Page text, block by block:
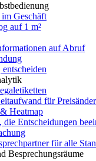
Geschäft
auf 1 m²
auf Abruf
für
Heatmap
die Entscheidungen
für alle
Besprechungsräume